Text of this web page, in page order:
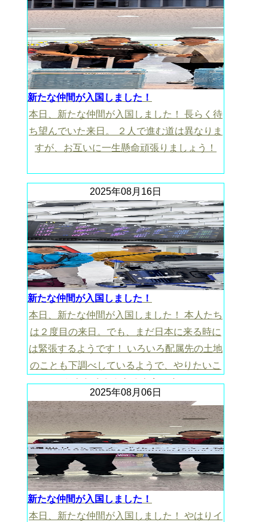
新たな仲間が入国しました！
本日、新たな仲間が入国しました！ 長らく待
ち望んでいた来日。 ２人で進む道は異なりま
すが、お互いに一生懸命頑張りましょう！
2025年08月16日
新たな仲間が入国しました！
本日、新たな仲間が入国しました！ 本人たち
は２度目の来日。でも、まだ日本に来る時に
は緊張するようです！ いろいろ配属先の土地
のことも下調べしているようで、やりたいこ
ともたくさんあるようです！
2025年08月06日
新たな仲間が入国しました！
本日、新たな仲間が入国しました！ やはりイ